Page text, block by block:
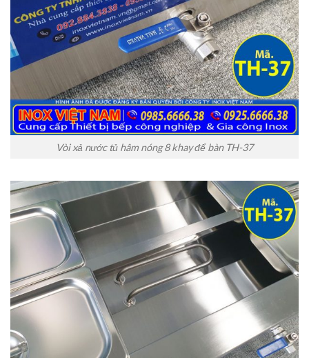
Vòi xả nước tủ hâm nóng 8 khay để bàn TH-37